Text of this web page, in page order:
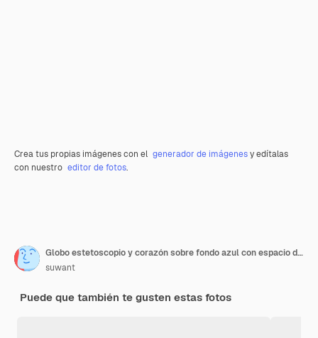
Crea tus propias imágenes con el generador de imágenesy edítalas
con nuestro editor de fotos.
Globo estetoscopio y corazón sobre fondo azul con espacio de copia Concepto del día mundial de la salud Atención médica global
suwant
Puede que también te gusten estas fotos